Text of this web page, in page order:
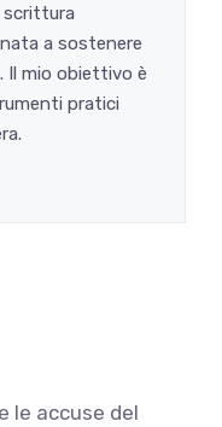
scrittura
a sostenere
Il mio obiettivo è
pratici
le accuse del